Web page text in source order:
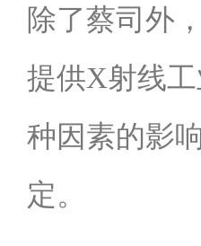
除了蔡司外
提供X射线
种因素的影
定。